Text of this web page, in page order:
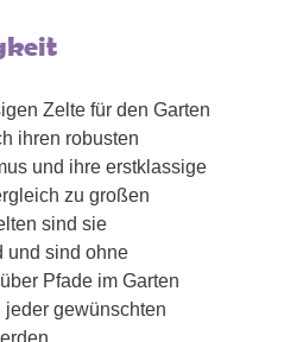
Zelte für den Garten
ihren robusten
und ihre erstklassige
zu großen
sind sie
und sind ohne
Pfade im Garten
jeder gewünschten